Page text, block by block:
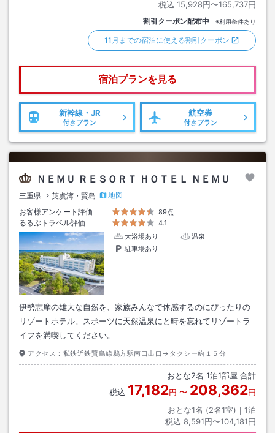
税込 15,928円〜165,737円
割引クーポン配布中 ※利用条件あり
11月までの宿泊に使える割引クーポン
宿泊プランを見る
新幹線・JR
付きプラン
航空券
付きプラン
ＮＥＭＵ ＲＥＳＯＲＴ ＨＯＴＥＬ ＮＥＭＵ
三重県 英虞湾・賢島
地図
お客様アンケート評価
89点
るるぶトラベル評価
4.1
大浴場あり
温泉
駐車場あり
伊勢志摩の雄大な自然を、家族みんなで体感するのにぴったりの
リゾートホテル。スポーツに天然温泉にと時を忘れてリゾートラ
イフを満喫してください。
アクセス： 私鉄近鉄賢島線鵜方駅南口出口→タクシー約１５分
おとな2名 1泊1部屋 合計
税込 17,182円 〜 208,362円
おとな1名 (2名1室)｜ 1泊
税込 8,591円〜104,181円